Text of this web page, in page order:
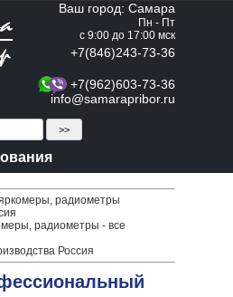
Ваш город: Самара
Пн - Пт
с 9:00 до 17:00 мск
+7(846)243-73-36
+7(962)603-73-36
info@samarapribor.ru
радиометры
радиометры - все
Россия